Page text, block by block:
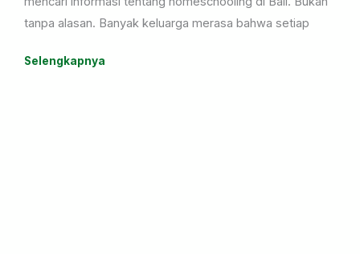
tanpa alasan. Banyak keluarga merasa bahwa setiap
mereka mulai mempertimbangkan pilihan pendidikan
Selengkapnya